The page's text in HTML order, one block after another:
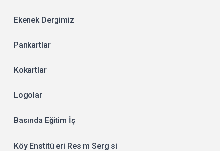
Ekenek Dergimiz
Pankartlar
Kokartlar
Logolar
Basında Eğitim İş
Köy Enstitüleri Resim Sergisi